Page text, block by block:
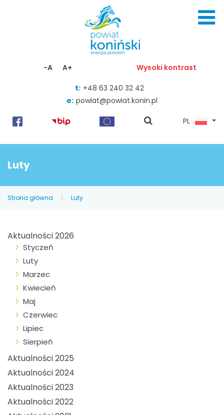
-A A+ Wysoki kontrast
t: +48 63 240 32 42
e: powiat@powiat.konin.pl
pokaż
PL
Luty
Strona główna Luty
Aktualności 2026
Styczeń
Luty
Marzec
Kwiecień
Maj
Czerwiec
Lipiec
Sierpień
Aktualności 2025
Aktualności 2024
Aktualności 2023
Aktualności 2022